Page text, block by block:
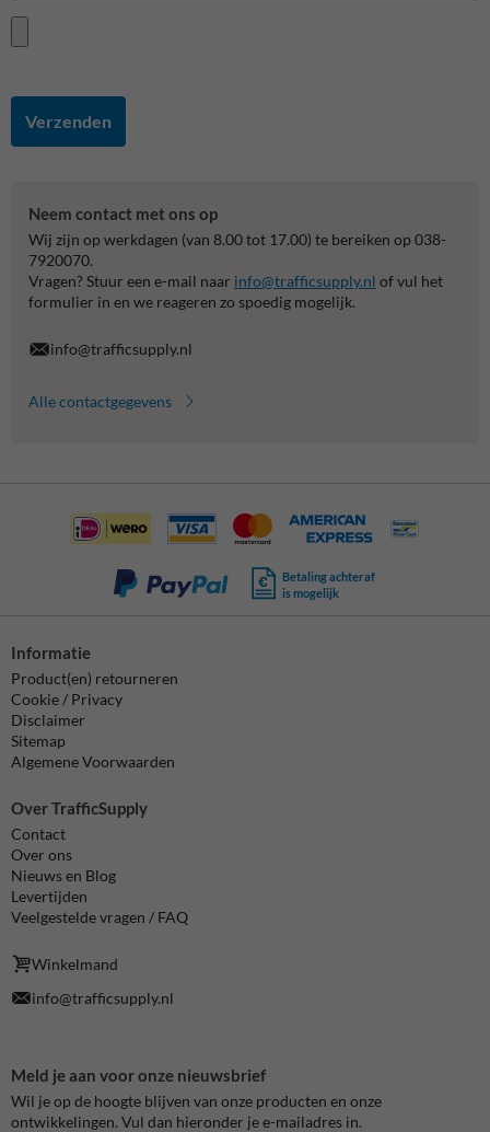
Verzenden
Neem contact met ons op
Wij zijn op werkdagen (van 8.00 tot 17.00) te bereiken op 038-
7920070.
Vragen? Stuur een e-mail naar info@trafficsupply.nl of vul het
formulier in en we reageren zo spoedig mogelijk.
info@trafficsupply.nl
Alle contactgegevens
Betaling achteraf
is mogelijk
Informatie
Product(en) retourneren
Cookie / Privacy
Disclaimer
Sitemap
Algemene Voorwaarden
Over TrafficSupply
Contact
Over ons
Nieuws en Blog
Levertijden
Veelgestelde vragen / FAQ
Winkelmand
info@trafficsupply.nl
Meld je aan voor onze nieuwsbrief
Wil je op de hoogte blijven van onze producten en onze
ontwikkelingen. Vul dan hieronder je e-mailadres in.